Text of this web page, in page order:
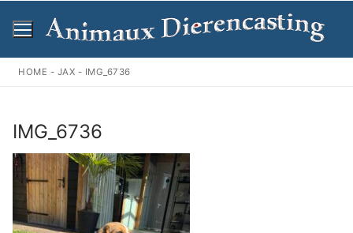
naar
inhoud
HOME - JAX - IMG_6736
IMG_6736